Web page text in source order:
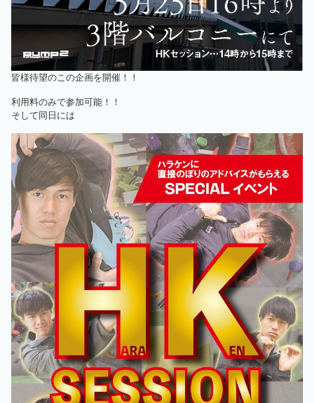
皆様待望のこの企画を開催！！
利用料のみで参加可能！！
そして同日には